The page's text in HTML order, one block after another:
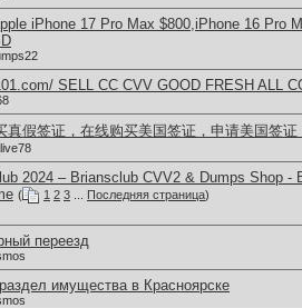
iPhone 17 Pro Max $800,iPhone 16 Pro
SELL CC CVV GOOD FRESH ALL
真假签证，在线购买美国签证，申请美国签证
2024 – Briansclub CVV2 & Dumps Shop -
( 1 2 3 Последняя страница)
переезд
имущества в Красноярске